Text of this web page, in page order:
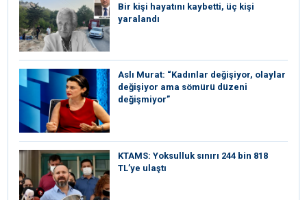
Bir kişi hayatını kaybetti, üç kişi
yaralandı
Aslı Murat: “Kadınlar değişiyor, olaylar
değişiyor ama sömürü düzeni
değişmiyor”
KTAMS: Yoksulluk sınırı 244 bin 818
TL’ye ulaştı